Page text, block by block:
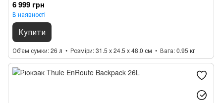
6 999 грн
В наявності
Купити
Об'єм сумки 26 л Розміри 31.5 x 24.5 x 48.0 см Вага 0.95 кг